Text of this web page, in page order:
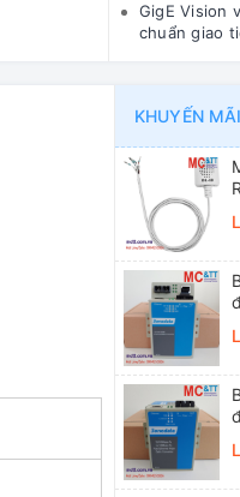
GigE Vision
chuẩn giao
KHUYẾN